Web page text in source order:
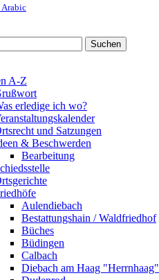
Arabic
Suchen
A-Z
erledige ich wo?
und Satzungen
& Beschwerden
Bearbeitung
Aulendiebach
Bestattungshain / Waldfriedhof
Büches
Büdingen
Calbach
Diebach am Haag "Herrnhaag"